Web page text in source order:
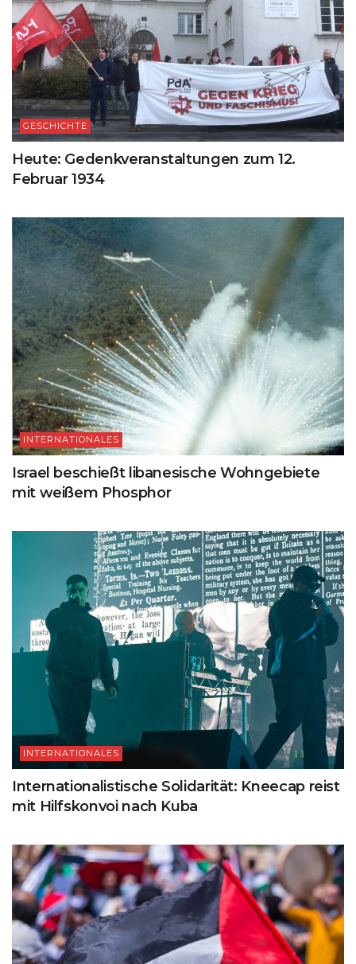
GESCHICHTE
Heute: Gedenkveranstaltungen zum 12.
Februar 1934
INTERNATIONALES
Israel beschießt libanesische Wohngebiete
mit weißem Phosphor
INTERNATIONALES
Internationalistische Solidarität: Kneecap reist
mit Hilfskonvoi nach Kuba